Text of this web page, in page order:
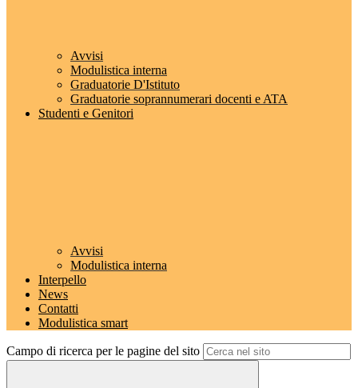
Avvisi
Modulistica interna
Graduatorie D'Istituto
Graduatorie soprannumerari docenti e ATA
Studenti e Genitori
Avvisi
Modulistica interna
Interpello
News
Contatti
Modulistica smart
Campo di ricerca per le pagine del sito